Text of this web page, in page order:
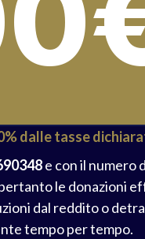
dalle tasse
e con il numero
le donazioni
dal reddito o
tempo per tempo.